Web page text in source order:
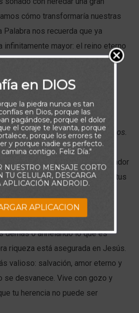
cómo transformaría nuestras
Palabra nos recuerda que ya
infinitamente mayor: el reino eterno
hace que cualquier tesoro
partícipe de esa herencia.
8:16-17,«El Espíritu mismo da
de que somos hijos de Dios.
herederos de Dios y
Todo lo que pertenece al Creador
ha prometido suplir cada una de tus
con miedo a la escasez,
demás o anhelando lo que es
riqueza está asegurada en Jesús.
valioso: salvación, amor eterno y
se desvanece. Vive con gozo y
tu herencia no puede ser
en DIOS
la piedra nunca es tan
en Dios, porque las
pagándose, porque el dolor
el coraje te levanta, porque
porque los errores te
y porque nadie es perfecto.
contigo. Feliz Día."
NUESTRO MENSAJE CORTO
TU CELULAR, DESCARGA
APLICACIÓN ANDROID.
APLICACION